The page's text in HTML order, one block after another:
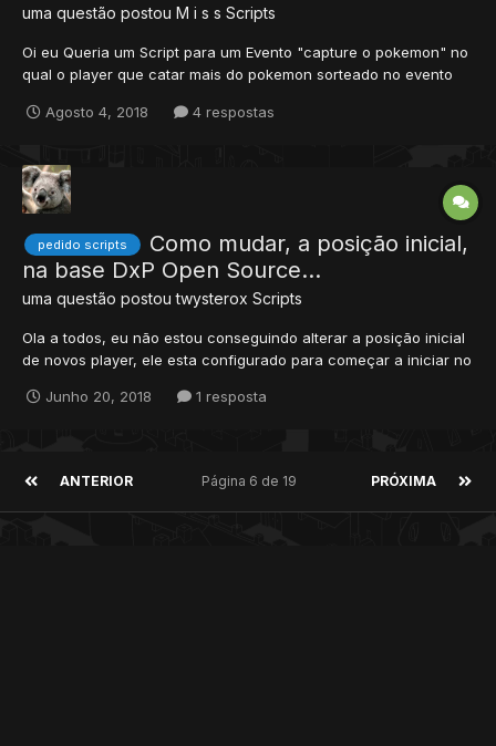
uma questão postou M i s s Scripts
Oi eu Queria um Script para um Evento "capture o pokemon" no
qual o player que catar mais do pokemon sorteado no evento
Agosto 4, 2018
4 respostas
pedido scripts
Como mudar, a posição inicial,
na base DxP Open Source...
uma questão postoutwysterox Scripts
Ola a todos, eu não estou conseguindo alterar a posição inicial
de novos player, ele esta configurado para começar a iniciar no
eles através do account manager e trocar os itens, porém a
Junho 20, 2018 1 resposta
ANTERIOR PRÓXIMA
Página 6 de 19